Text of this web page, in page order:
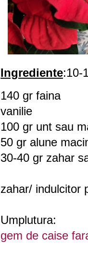
Ingrediente:10-
140 gr faina
vanilie
100 gr unt sau
50 gr alune
30-40 gr zahar
zahar/ indulcitor
Umplutura:
gem de caise